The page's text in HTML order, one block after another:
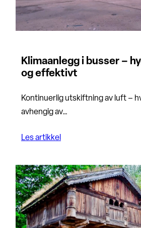
Klimaanlegg i busser –
og effektivt
Kontinuerlig utskiftning av luft –
avhengig av…
Les artikkel